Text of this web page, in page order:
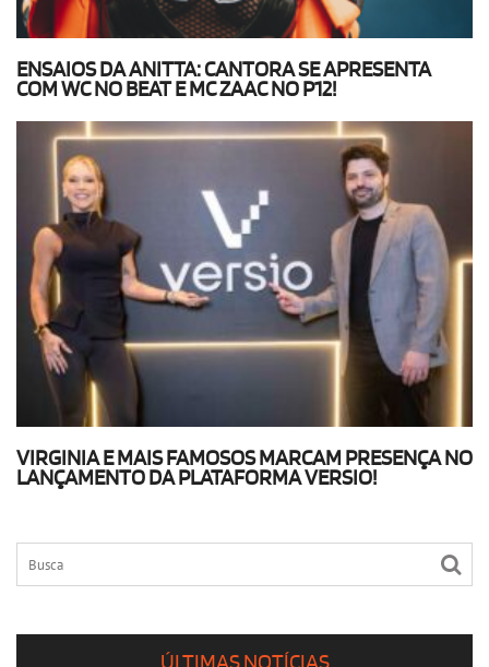
ENSAIOS DA ANITTA: CANTORA SE APRESENTA
COM WC NO BEAT E MC ZAAC NO P12!
VIRGINIA E MAIS FAMOSOS MARCAM PRESENÇA NO
LANÇAMENTO DA PLATAFORMA VERSIO!